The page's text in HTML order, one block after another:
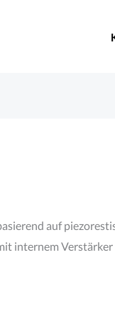
auf
internem